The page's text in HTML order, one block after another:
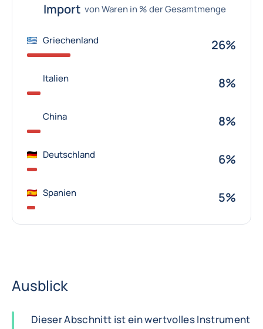
Import von Waren in % der Gesamtmenge
Griechenland 26%
Italien 8%
China 8%
Deutschland 6%
Spanien 5%
Ausblick
Dieser Abschnitt ist ein wertvolles Instrument